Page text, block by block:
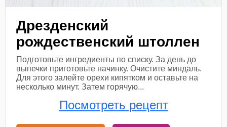
Дрезденский
рождественский штоллен
Подготовьте ингредиенты по списку. За день до
выпечки приготовьте начинку. Очистите миндаль.
Для этого залейте орехи кипятком и оставьте на
несколько минут. Затем горячую...
Посмотреть рецепт